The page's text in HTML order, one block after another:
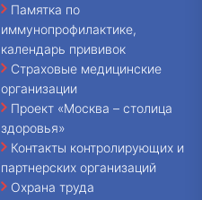
Памятка по
иммунопрофилактике,
календарь прививок
Страховые медицинские
организации
Проект «Москва – столица
здоровья»
Контакты контролирующих и
партнерских организаций
Охрана труда